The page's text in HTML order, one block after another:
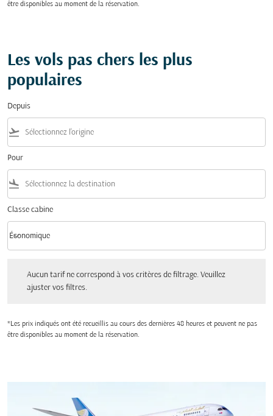
être disponibles au moment de la réservation.
Les vols pas chers les plus
populaires
Depuis
flight_takeoff
Pour
flight_land
Classe cabine
Classe cabine option Économique Selected
Économique
keyboard_arrow_down
Aucun tarif ne correspond à vos critères de filtrage. Veuillez
ajuster vos filtres.
*Les prix indiqués ont été recueillis au cours des dernières 48 heures et peuvent ne pas
être disponibles au moment de la réservation.